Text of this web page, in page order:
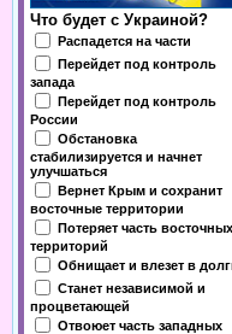
Что будет с Украиной?
Распадется на части
Перейдет под контроль
запада
Перейдет под контроль
России
Обстановка
стабилизируется и начнет
улучшаться
Вернет Крым и сохранит
восточные территории
Потеряет часть восточных
территорий
Обнищает и влезет в
Станет независимой и
процветающей
Отвоюет часть западных